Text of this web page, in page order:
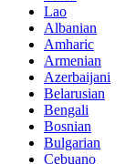
Lao
Albanian
Amharic
Armenian
Azerbaijani
Belarusian
Bengali
Bosnian
Bulgarian
Cebuano